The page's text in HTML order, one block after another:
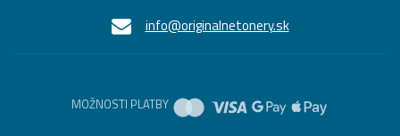
info@originalnetonery.sk
MOŽNOSTI PLATBY